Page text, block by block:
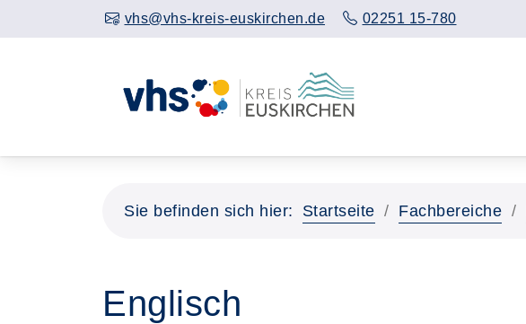
vhs@vhs-kreis-euskirchen.de 02251 15-780
Sie befinden sich hier: Startseite Fachbereiche
Englisch